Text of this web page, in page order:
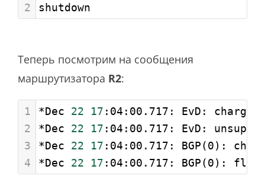
2
shutdown
Теперь посмотрим на сообщения
маршрутизатора R2:
1 *Dec 22 17 :04:00.717: EvD: charge
2
*Dec 22 17 :04:00.717: EvD:
3
*Dec 22 17 :04:00.717: BGP(0):
4
*Dec 22 17 :04:00.717: BGP(0):